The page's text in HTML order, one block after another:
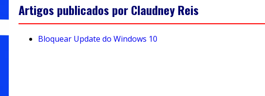
Artigos publicados por Claudney Reis
Bloquear Update do Windows 10